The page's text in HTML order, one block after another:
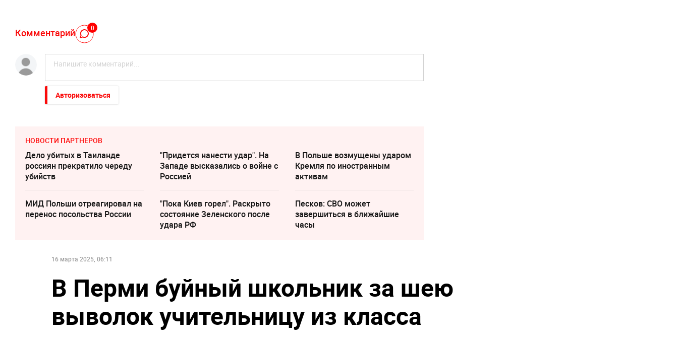
Комментарий 0
Авторизоваться
НОВОСТИ ПАРТНЕРОВ
Дело убитых в Таиланде
россиян прекратило череду
убийств
"Придется нанести удар". На
Западе высказались о войне с
Россией
В Польше возмущены ударом
Кремля по иностранным
активам
МИД Польши отреагировал на
перенос посольства России
"Пока Киев горел". Раскрыто
состояние Зеленского после
удара РФ
Песков: СВО может
завершиться в ближайшие
часы
16 марта 2025, 06:11
В Перми буйный школьник за шею
выволок учительницу из класса